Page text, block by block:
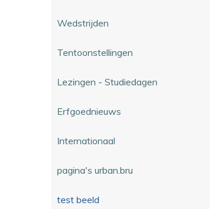
Wedstrijden
Tentoonstellingen
Lezingen - Studiedagen
Erfgoednieuws
Internationaal
pagina's urban.bru
test beeld